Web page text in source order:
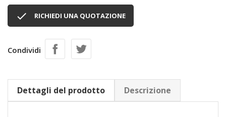
 RICHIEDI UNA QUOTAZIONE
Condividi
Dettagli del prodotto Descrizione